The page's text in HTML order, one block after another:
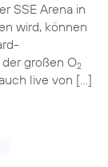
SSE Arena in
wird, können
großen O2
live von […]